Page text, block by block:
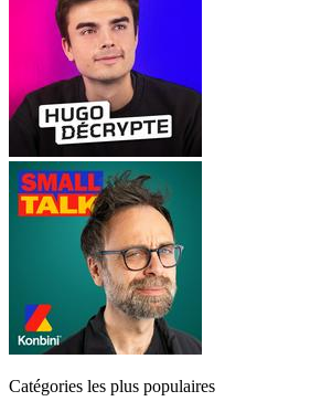
Catégories les plus populaires